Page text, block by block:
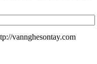
vannghesontay.com